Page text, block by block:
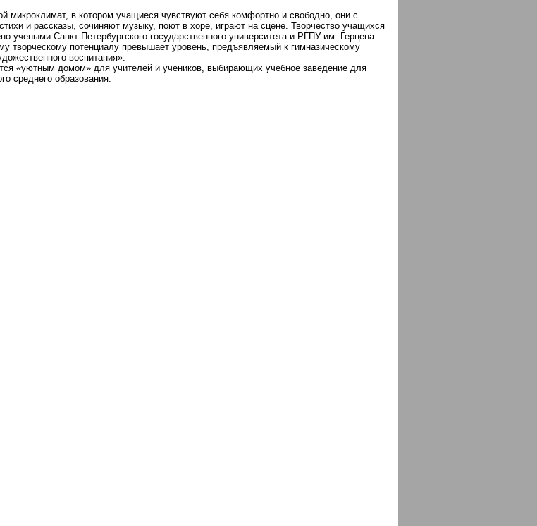
микроклимат, в котором учащиеся чувствуют себя комфортно и свободно, они с
и рассказы, сочиняют музыку, поют в хоре, играют на сцене. Творчество учащихся
учеными Санкт-Петербургского государственного университета и РГПУ им. Герцена –
творческому потенциалу превышает уровень, предъявляемый к гимназическому
воспитания».
«уютным домом» для учителей и учеников, выбирающих учебное заведение для
среднего образования.